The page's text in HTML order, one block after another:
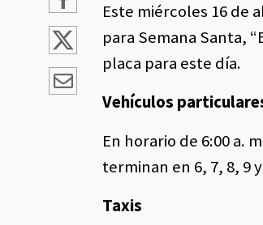
Este miércoles 16 de
para Semana Santa,
placa para este día.
Vehículos
En horario de 6:00 a.
terminan en 6, 7, 8, 9
Taxis